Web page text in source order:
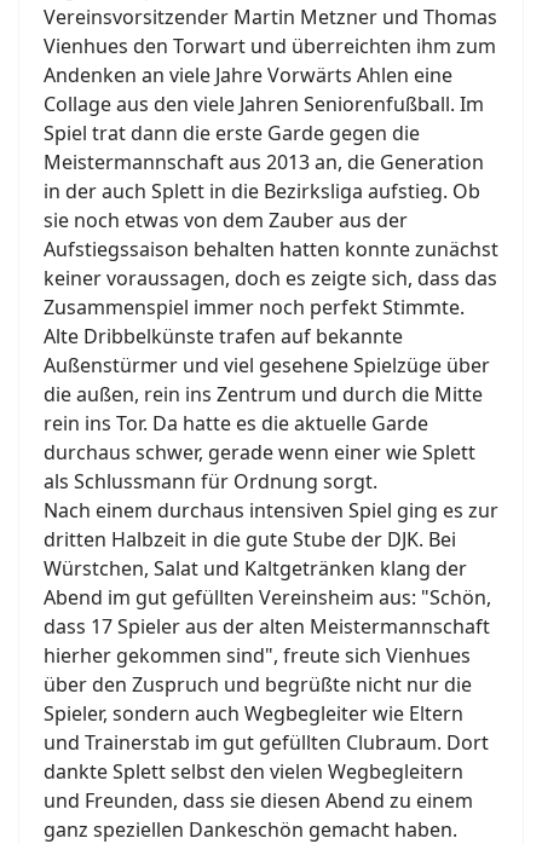
Vereinsvorsitzender Martin Metzner und Thomas
Vienhues den Torwart und überreichten ihm zum
Andenken an viele Jahre Vorwärts Ahlen eine
Collage aus den viele Jahren Seniorenfußball. Im
Spiel trat dann die erste Garde gegen die
Meistermannschaft aus 2013 an, die Generation
in der auch Splett in die Bezirksliga aufstieg. Ob
sie noch etwas von dem Zauber aus der
Aufstiegssaison behalten hatten konnte zunächst
keiner voraussagen, doch es zeigte sich, dass das
Zusammenspiel immer noch perfekt Stimmte.
Alte Dribbelkünste trafen auf bekannte
Außenstürmer und viel gesehene Spielzüge über
die außen, rein ins Zentrum und durch die Mitte
rein ins Tor. Da hatte es die aktuelle Garde
durchaus schwer, gerade wenn einer wie Splett
als Schlussmann für Ordnung sorgt.
Nach einem durchaus intensiven Spiel ging es zur
dritten Halbzeit in die gute Stube der DJK. Bei
Würstchen, Salat und Kaltgetränken klang der
Abend im gut gefüllten Vereinsheim aus: "Schön,
dass 17 Spieler aus der alten Meistermannschaft
hierher gekommen sind", freute sich Vienhues
über den Zuspruch und begrüßte nicht nur die
Spieler, sondern auch Wegbegleiter wie Eltern
und Trainerstab im gut gefüllten Clubraum. Dort
dankte Splett selbst den vielen Wegbegleitern
und Freunden, dass sie diesen Abend zu einem
ganz speziellen Dankeschön gemacht haben.